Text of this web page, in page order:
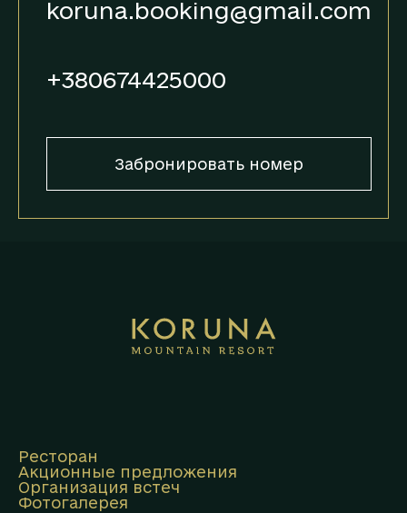
koruna.booking@gmail.com
+380674425000
Забронировать номер
Ресторан
Акционные предложения
Организация встеч
Фотогалерея